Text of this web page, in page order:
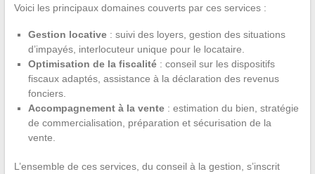
Voici les principaux domaines couverts par ces services :
Gestion locative: suivi des loyers, gestion des situations
d’impayés, interlocuteur unique pour le locataire.
Optimisation de la fiscalité: conseil sur les dispositifs
fiscaux adaptés, assistance à la déclaration des revenus
fonciers.
Accompagnement à la vente: estimation du bien, stratégie
de commercialisation, préparation et sécurisation de la
vente.
L’ensemble de ces services, du conseil à la gestion, s’inscrit